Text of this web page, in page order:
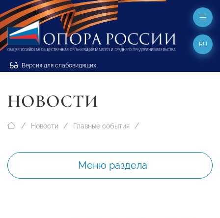
Версия для слабовидящих
RU
НОВОСТИ
Новости Главные события
Меню раздела